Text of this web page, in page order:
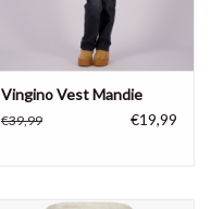
Vingino Vest Mandie
€39,99 €19,99